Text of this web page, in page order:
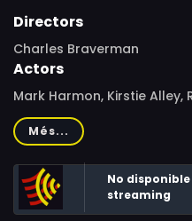
Directors
Charles Braverman
Actors
Mark Harmon, Kirstie Alley,
Patrick Labyorteaux, Bart
Katherine Moffat, Jonathan
Falk, Dean Cameron,
Hanauer, Karen Lorre,
Susan Isaacs, Norman
Més...
No
streaming